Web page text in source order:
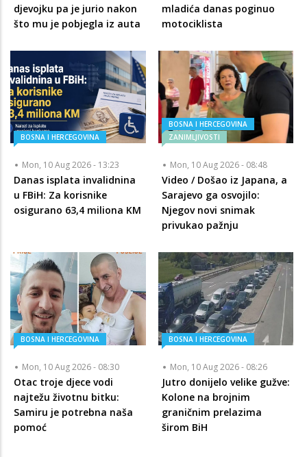
djevojku pa je jurio nakon
što mu je pobjegla iz auta
mladića danas poginuo
motociklista
BOSNA I HERCEGOVINA
Mon, 10 Aug 2026 - 13:23
Danas isplata invalidnina
u FBiH: Za korisnike
osigurano 63,4 miliona KM
BOSNA I HERCEGOVINA
ZANIMLJIVOSTI
Mon, 10 Aug 2026 - 08:48
Video / Došao iz Japana, a
Sarajevo ga osvojilo:
Njegov novi snimak
privukao pažnju
BOSNA I HERCEGOVINA
Mon, 10 Aug 2026 - 08:30
Otac troje djece vodi
najtežu životnu bitku:
Samiru je potrebna naša
pomoć
BOSNA I HERCEGOVINA
Mon, 10 Aug 2026 - 08:26
Jutro donijelo velike gužve:
Kolone na brojnim
graničnim prelazima
širom BiH